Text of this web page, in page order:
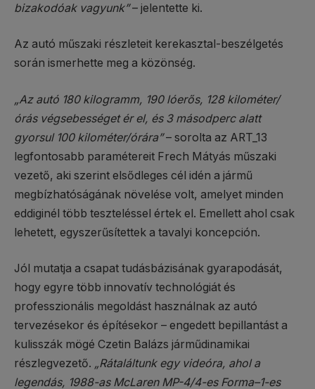
bizakodóak vagyunk”– jelentette ki.
Az autó műszaki részleteit kerekasztal-beszélgetés
során ismerhette meg a közönség.
„Az autó 180 kilogramm, 190 lóerős, 128 kilométer/
órás végsebességet ér el, és 3 másodperc alatt
gyorsul 100 kilométer/órára”– sorolta az ART_13
legfontosabb paramétereit Frech Mátyás műszaki
vezető, aki szerint elsődleges cél idén a jármű
megbízhatóságának növelése volt, amelyet minden
eddiginél több teszteléssel értek el. Emellett ahol csak
lehetett, egyszerűsítettek a tavalyi koncepción.
Jól mutatja a csapat tudásbázisának gyarapodását,
hogy egyre több innovatív technológiát és
professzionális megoldást használnak az autó
tervezésekor és építésekor – engedett bepillantást a
kulisszák mögé Czetin Balázs járműdinamikai
részlegvezető. „Rátaláltunk egy videóra, ahol a
legendás, 1988-as McLaren MP-4/4-es Forma–1-es